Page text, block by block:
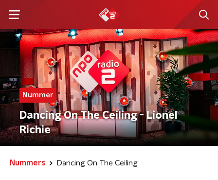
Nummer
Dancing On The Ceiling - Lionel
Richie
Nummers Dancing On The Ceiling